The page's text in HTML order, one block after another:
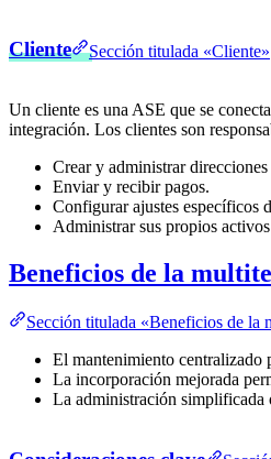
Cliente Sección titulada «Cliente»
Un cliente es una ASE que se
integración. Los clientes son
Crear y administrar
Enviar y recibir pagos.
Configurar ajustes específicos
Administrar sus propios
Beneficios de la
Sección titulada «Beneficios de la
El mantenimiento centralizado
La incorporación mejorada
La administración simplificada